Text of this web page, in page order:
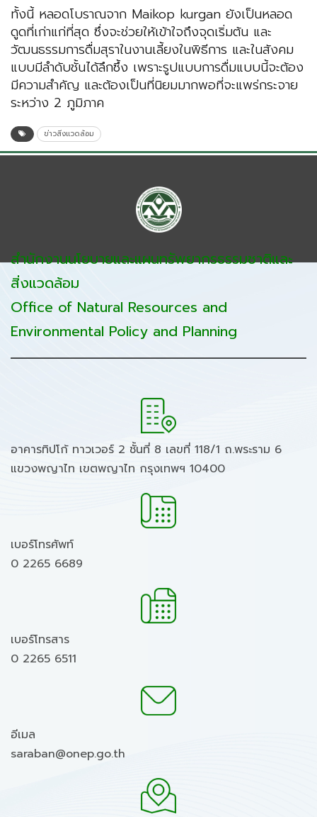
ทั้งนี้ หลอดโบราณจาก Maikop kurgan ยังเป็นหลอด
ดูดที่เก่าแก่ที่สุด ซึ่งจะช่วยให้เข้าใจถึงจุดเริ่มต้น และ
วัฒนธรรมการดื่มสุราในงานเลี้ยงในพิธีการ และในสังคม
แบบมีลำดับชั้นได้ลึกซึ้ง เพราะรูปแบบการดื่มแบบนี้จะต้อง
มีความสำคัญ และต้องเป็นที่นิยมมากพอที่จะแพร่กระจาย
ระหว่าง 2 ภูมิภาค
ข่าวสิ่งแวดล้อม
สำนักงานนโยบายและแผนทรัพยากรธรรมชาติและ
สิ่งแวดล้อม
Office of Natural Resources and
Environmental Policy and Planning
อาคารทิปโก้ ทาวเวอร์ 2 ชั้นที่ 8 เลขที่ 118/1 ถ.พระราม 6
แขวงพญาไท เขตพญาไท กรุงเทพฯ 10400
เบอร์โทรศัพท์
0 2265 6689
เบอร์โทรสาร
0 2265 6511
อีเมล
saraban@onep.go.th